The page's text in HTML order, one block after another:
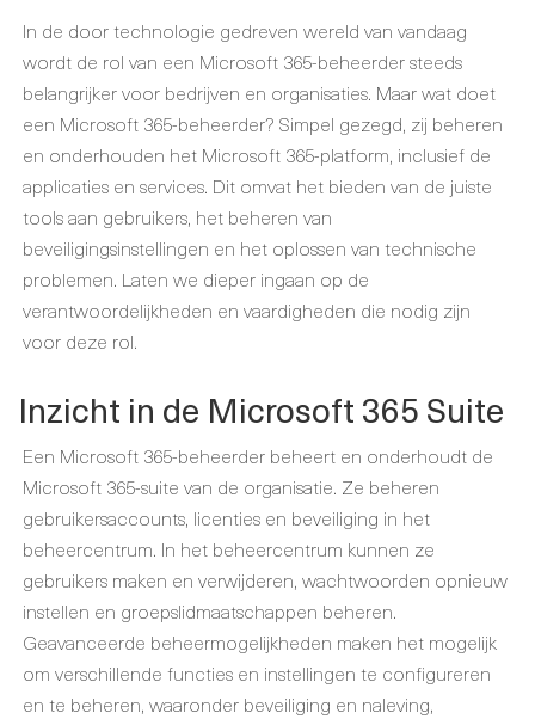
In de door technologie gedreven wereld van vandaag
wordt de rol van een Microsoft 365-beheerder steeds
belangrijker voor bedrijven en organisaties. Maar wat doet
een Microsoft 365-beheerder? Simpel gezegd, zij beheren
en onderhouden het Microsoft 365-platform, inclusief de
applicaties en services. Dit omvat het bieden van de juiste
tools aan gebruikers, het beheren van
beveiligingsinstellingen en het oplossen van technische
problemen. Laten we dieper ingaan op de
verantwoordelijkheden en vaardigheden die nodig zijn
voor deze rol.
Inzicht in de Microsoft 365 Suite
Een Microsoft 365-beheerder beheert en onderhoudt de
Microsoft 365-suite van de organisatie. Ze beheren
gebruikersaccounts, licenties en beveiliging in het
beheercentrum. In het beheercentrum kunnen ze
gebruikers maken en verwijderen, wachtwoorden opnieuw
instellen en groepslidmaatschappen beheren.
Geavanceerde beheermogelijkheden maken het mogelijk
om verschillende functies en instellingen te configureren
en te beheren, waaronder beveiliging en naleving,